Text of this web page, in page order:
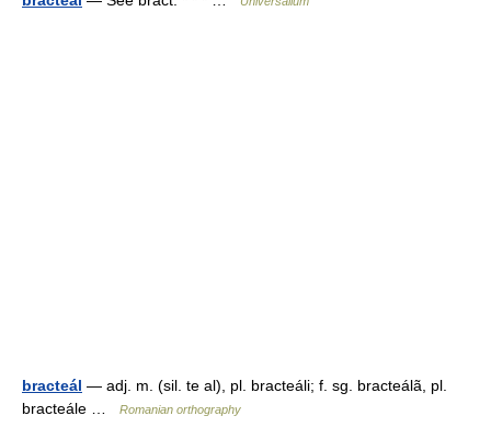
bracteál — adj. m. (sil. te al), pl. bracteáli; f. sg. bracteálã, pl.
bracteále …
Romanian orthography